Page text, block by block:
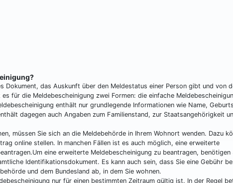
Dokument, das Auskunft über den Meldestatus einer Person gibt und von
für die Meldebescheinigung zwei Formen: die einfache
enthält nur grundlegende Informationen wie Name,
dagegen auch Angaben zum Familienstand, zur Staatsangehörigkeit
müssen Sie sich an die Meldebehörde in Ihrem Wohnort wenden. Dazu
online stellen. In manchen Fällen ist es auch möglich, eine erweiterte
eine erweiterte Meldebescheinigung zu beantragen, benötigen
Identifikationsdokument. Es kann auch sein, dass Sie eine Gebühr
und dem Bundesland ab, in dem Sie wohnen.
nur für einen bestimmten Zeitraum gültig ist. In der Regel